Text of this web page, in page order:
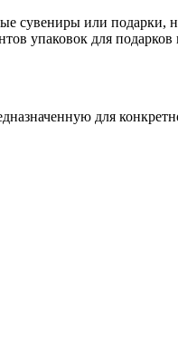
сувениры или
упаковок для
для